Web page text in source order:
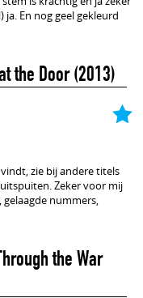
En nog geel gekleurd
the Door(2013)
zie bij andere titels
Zeker voor mij
nummers,
the War